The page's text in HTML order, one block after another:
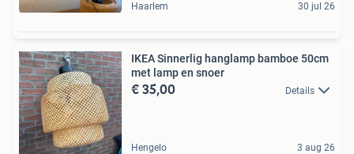
Haarlem 30 jul 26
IKEA Sinnerlig hanglamp bamboe 50cm
met lamp en snoer
€ 35,00 Details
Hengelo 3 aug 26